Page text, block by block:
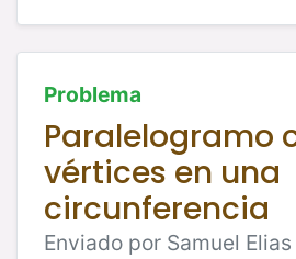
Problema
Paralelogramo
vértices en una
circunferencia
Enviado por Samuel